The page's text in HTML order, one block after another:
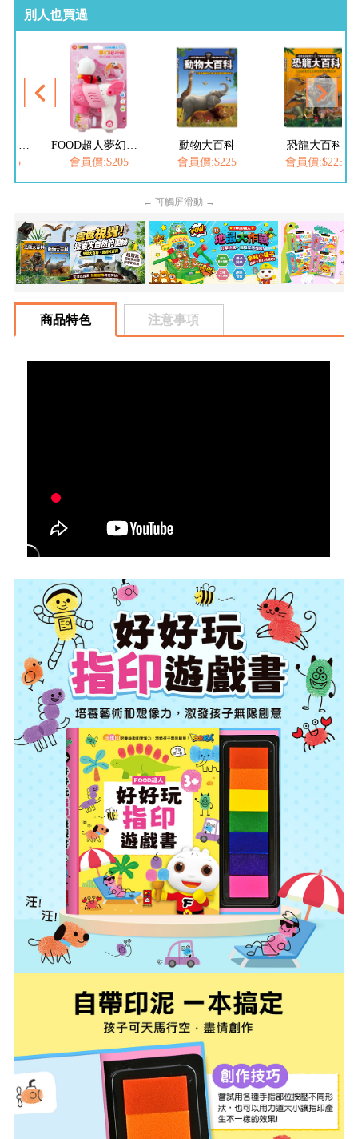
別人也買過
會員價:$205
動物大百科
會員價:$225
恐龍大百科
會員價:$225
← 可觸屏滑動 →
商品特色 注意事項